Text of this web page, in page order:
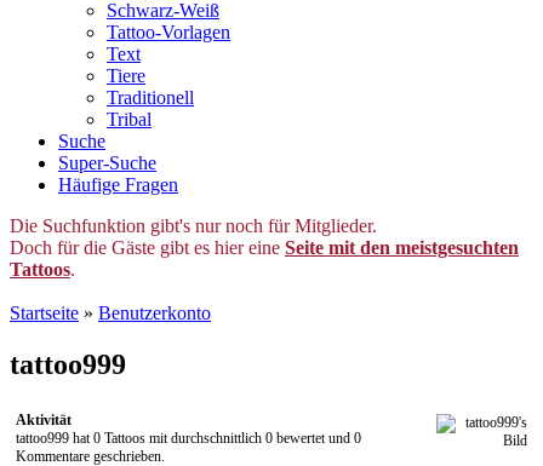
Schwarz-Weiß
Tattoo-Vorlagen
Text
Tiere
Traditionell
Tribal
Suche
Super-Suche
Häufige Fragen
Die Suchfunktion gibt's nur noch für Mitglieder.
Doch für die Gäste gibt es hier eine Seite mit den meistgesuchten
Tattoos.
Startseite » Benutzerkonto
tattoo999
Aktivität
tattoo999 hat 0 Tattoos mit durchschnittlich 0 bewertet und 0
Kommentare geschrieben.